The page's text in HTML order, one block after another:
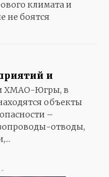
климата и
не боятся
и
ХМАО-Югры, в
объекты
–
отводы,
-